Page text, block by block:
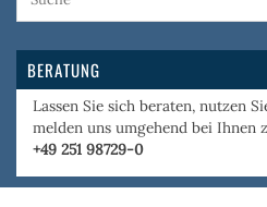
BERATUNG
Lassen Sie sich beraten, nutzen
melden uns umgehend bei Ihnen
+49 251 98729-0